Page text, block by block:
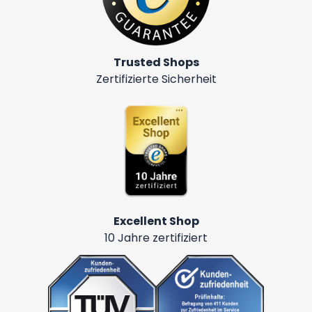
Trusted Shops
Zertifizierte Sicherheit
Excellent Shop
10 Jahre zertifiziert